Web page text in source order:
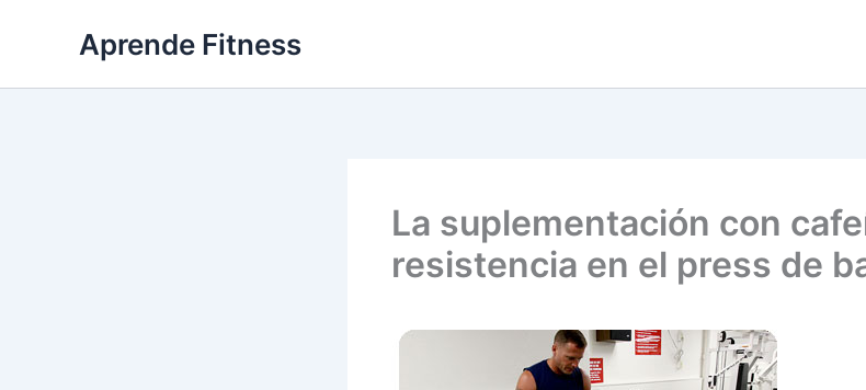
Aprende Fitness
La suplementación con
resistencia en el press de